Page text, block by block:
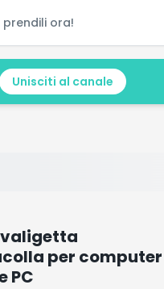
prendili ora!
Unisciti al canale
valigetta
per computer
PC